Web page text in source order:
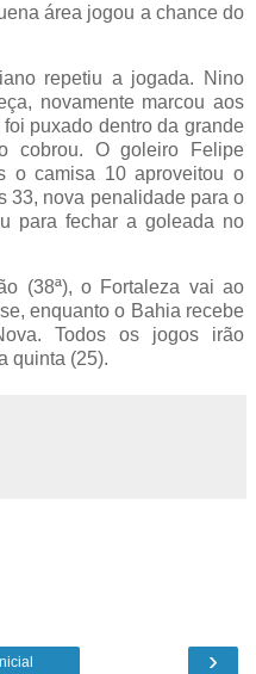
área jogou a chance do
repetiu a jogada. Nino
novamente marcou aos
puxado dentro da grande
cobrou. O goleiro Felipe
o camisa 10 aproveitou o
33, nova penalidade para o
para fechar a goleada no
(38ª), o Fortaleza vai ao
enquanto o Bahia recebe
Todos os jogos irão
quinta (25).
›